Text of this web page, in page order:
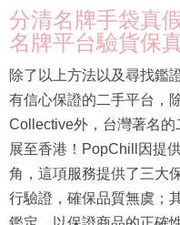
分清名牌手袋真
名牌平台驗貨保
除了以上方法以及尋找鑑
有信心保證的二手平台，
Collective外，台灣著名
展至香港！PopChill因提
角，這項服務提供了三大
行驗證，確保品質無虞；